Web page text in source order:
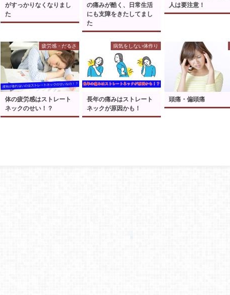
がすっかりなくなりまし
た
の痛みが酷く、日常生活
にも支障をきたしてまし
た
人は要注意！
疲労感・だるさ
体の疲労感はストレート
ネックのせい！？
病気をしない体作り
長年の痛みはストレート
ネックが原因かも！
頭痛・偏頭痛